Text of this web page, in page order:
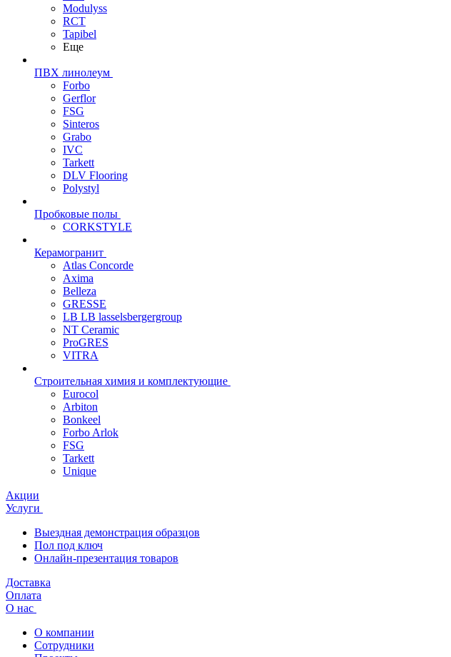
Modulyss
RCT
Tapibel
Еще
ПВХ линолеум
Forbo
Gerflor
FSG
Sinteros
Grabo
IVC
Tarkett
DLV Flooring
Polystyl
Пробковые полы
CORKSTYLE
Керамогранит
Atlas Concorde
Axima
Belleza
GRESSE
LB LB lasselsbergergroup
NT Ceramic
ProGRES
VITRA
Строительная химия и комплектующие
Eurocol
Arbiton
Bonkeel
Forbo Arlok
FSG
Tarkett
Unique
Акции
Услуги
Выездная демонстрация образцов
Пол под ключ
Онлайн-презентация товаров
Доставка
Оплата
О нас
О компании
Сотрудники